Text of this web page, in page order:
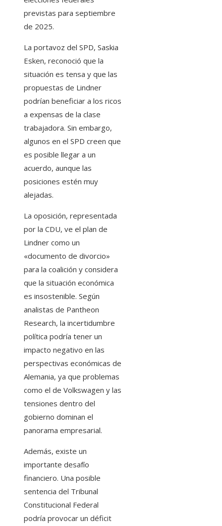
previstas para septiembre
de 2025.
La portavoz del SPD, Saskia
Esken, reconoció que la
situación es tensa y que las
propuestas de Lindner
podrían beneficiar a los ricos
a expensas de la clase
trabajadora. Sin embargo,
algunos en el SPD creen que
es posible llegar a un
acuerdo, aunque las
posiciones estén muy
alejadas.
La oposición, representada
por la CDU, ve el plan de
Lindner como un
«documento de divorcio»
para la coalición y considera
que la situación económica
es insostenible. Según
analistas de Pantheon
Research, la incertidumbre
política podría tener un
impacto negativo en las
perspectivas económicas de
Alemania, ya que problemas
como el de Volkswagen y las
tensiones dentro del
gobierno dominan el
panorama empresarial.
Además, existe un
importante desafío
financiero. Una posible
sentencia del Tribunal
Constitucional Federal
podría provocar un déficit